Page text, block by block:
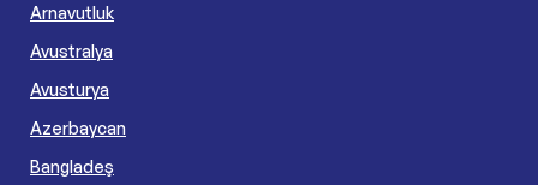
Arnavutluk
Avustralya
Avusturya
Azerbaycan
Bangladeş